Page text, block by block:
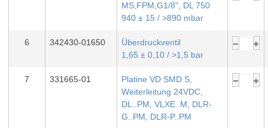
MS,FPM,G1/8", DL 750
940 ± 15 / >890 mbar
6 342430-01650
Überdruckventil
1,65 ± 0,10 / >1,5 bar
7 331665-01
Platine VD SMD S,
Weiterleitung 24VDC,
DL..PM, VLXE..M, DLR-
G..PM, DLR-P..PM